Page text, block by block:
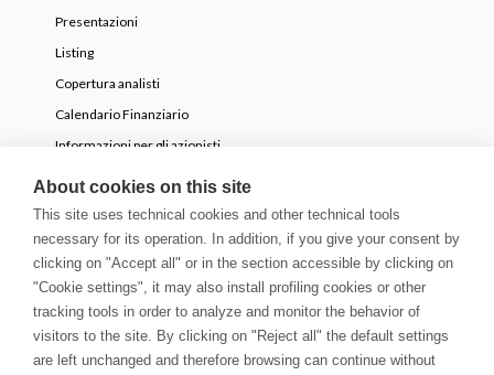
Presentazioni
Listing
Copertura analisti
Calendario Finanziario
Informazioni per gli azionisti
OPA volontaria parziale
NEWS
Comunicati Stampa
Storie
Innovation Blog
About cookies on this site
This site uses technical cookies and other technical tools
necessary for its operation. In addition, if you give your consent by
clicking on "Accept all" or in the section accessible by clicking on
"Cookie settings", it may also install profiling cookies or other
tracking tools in order to analyze and monitor the behavior of
visitors to the site. By clicking on "Reject all" the default settings
are left unchanged and therefore browsing can continue without